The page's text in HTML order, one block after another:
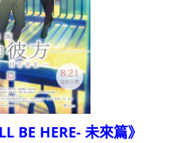
BE HERE- 未來篇》